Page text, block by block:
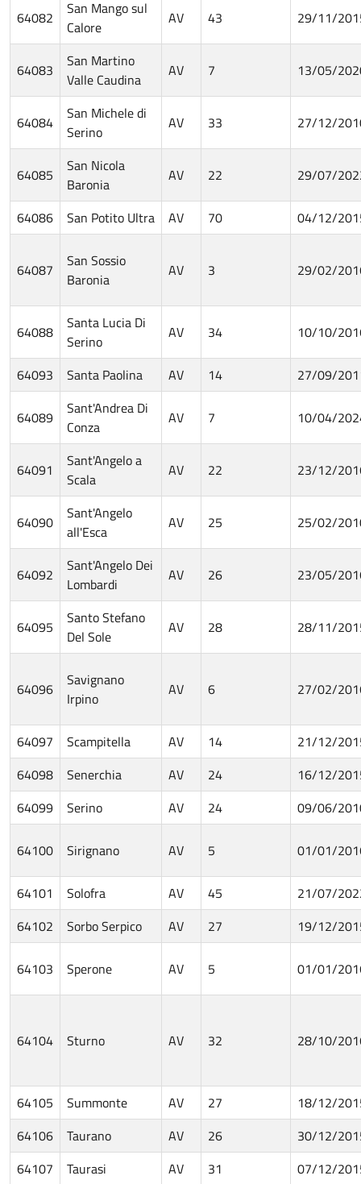
64082
San Mango sul
Calore
AV 43 29/11/
64083
San Martino
Valle Caudina
AV 7 13/05/
64084
San Michele di
Serino
AV 33 27/12/
64085
San Nicola
Baronia
AV 22 29/07/
64086 San Potito Ultra AV 70 04/12/
64087
San Sossio
Baronia
AV 3 29/02/
64088
Santa Lucia Di
Serino
AV 34 10/10/
64093 Santa Paolina AV 14 27/09/
64089
Sant'Andrea Di
Conza
AV 7 10/04/
64091
Sant'Angelo a
Scala
AV 22 23/12/
64090
Sant'Angelo
all'Esca
AV 25 25/02/
64092
Sant'Angelo Dei
Lombardi
AV 26 23/05/
64095
Santo Stefano
Del Sole
AV 28 28/11/
64096
Savignano
Irpino
AV 6 27/02/
64097 Scampitella AV 14
21/12/
64098
Senerchia AV 24
16/12/
64099
Serino AV 24 09/06/
64100 Sirignano AV 5 01/01/
64101 Solofra AV 45
21/07/
64102
Sorbo Serpico AV 27 19/12/
64103 Sperone AV 5 01/01/
64104 Sturno AV 32 28/10/
64105 Summonte AV 27
18/12/
64106
Taurano AV 26
30/12/
64107
Taurasi AV 31 07/12/